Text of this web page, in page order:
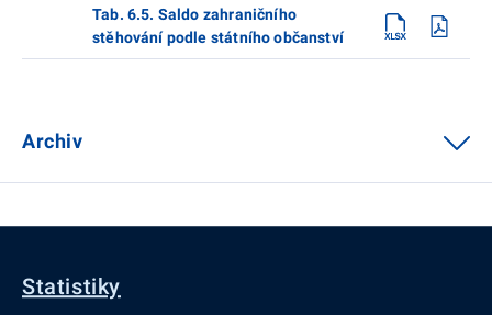
Tab. 6.5. Saldo zahraničního
stěhování podle státního občanství
Archiv
Statistiky